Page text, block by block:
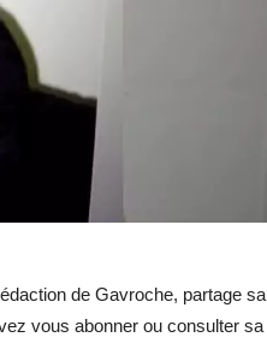
de Gavroche, partage sa
vous abonner ou consulter sa